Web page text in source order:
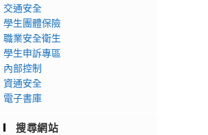
交通安全
學生團體保險
職業安全衛生
學生申訴專區
內部控制
資通安全
電子書庫
搜尋網站